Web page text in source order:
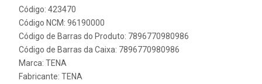
Código: 423470
Código NCM: 96190000
Código de Barras do Produto: 7896770980986
Código de Barras da Caixa: 7896770980986
Marca: TENA
Fabricante: TENA